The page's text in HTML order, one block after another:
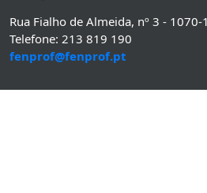
Rua Fialho de Almeida, nº 3 -
Telefone: 213 819 190
fenprof@fenprof.pt